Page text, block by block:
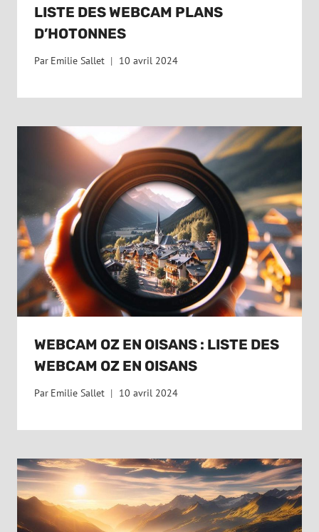
LISTE DES WEBCAM PLANS
D’HOTONNES
Par Emilie Sallet 10 avril 2024
WEBCAM OZ EN OISANS : LISTE DES
WEBCAM OZ EN OISANS
Par Emilie Sallet 10 avril 2024